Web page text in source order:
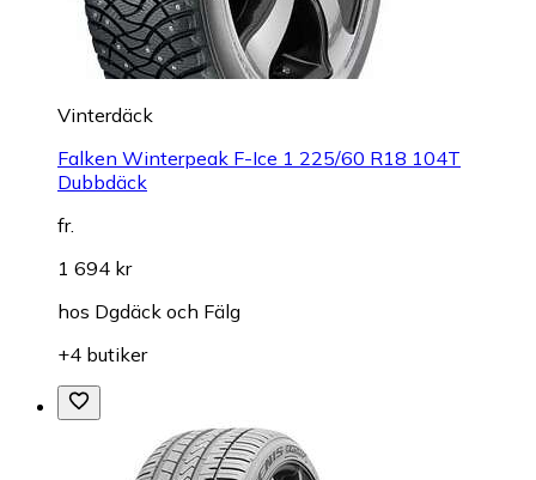
Vinterdäck
Falken Winterpeak F-Ice 1 225/60 R18 104T
Dubbdäck
fr.
1 694 kr
hos Dgdäck och Fälg
+4 butiker